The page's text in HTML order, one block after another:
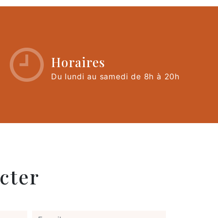
Horaires
Du lundi au samedi de 8h à 20h